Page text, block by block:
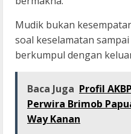
Mudik bukan
soal keselamatan
berkumpul dengan
Baca Juga Profil
Perwira Brimob
Way Kanan